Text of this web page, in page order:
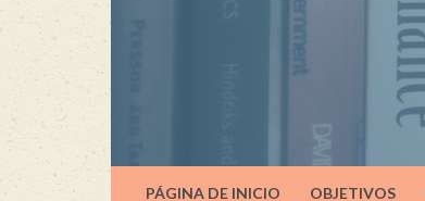
PÁGINA DE INICIO OBJETIVOS